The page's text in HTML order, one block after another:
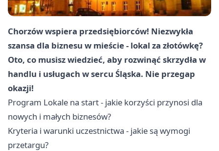
Chorzówwspiera przedsiębiorców! Niezwykła
szansa dla biznesu w mieście - lokal za złotówkę?
Oto, co musisz wiedzieć, aby rozwinąć skrzydła w
handlu i usługach w sercu Śląska. Nie przegap
okazji!
Program Lokale na start - jakie korzyści przynosi dla
nowych i małych biznesów?
Kryteria i warunki uczestnictwa - jakie są wymogi
przetargu?